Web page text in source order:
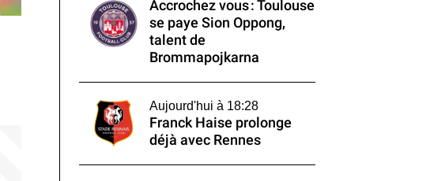
Accrochez vous : Toulouse
se paye Sion Oppong,
talent de
Brommapojkarna
Aujourd'hui à 18:28
Franck Haise prolonge
déjà avec Rennes